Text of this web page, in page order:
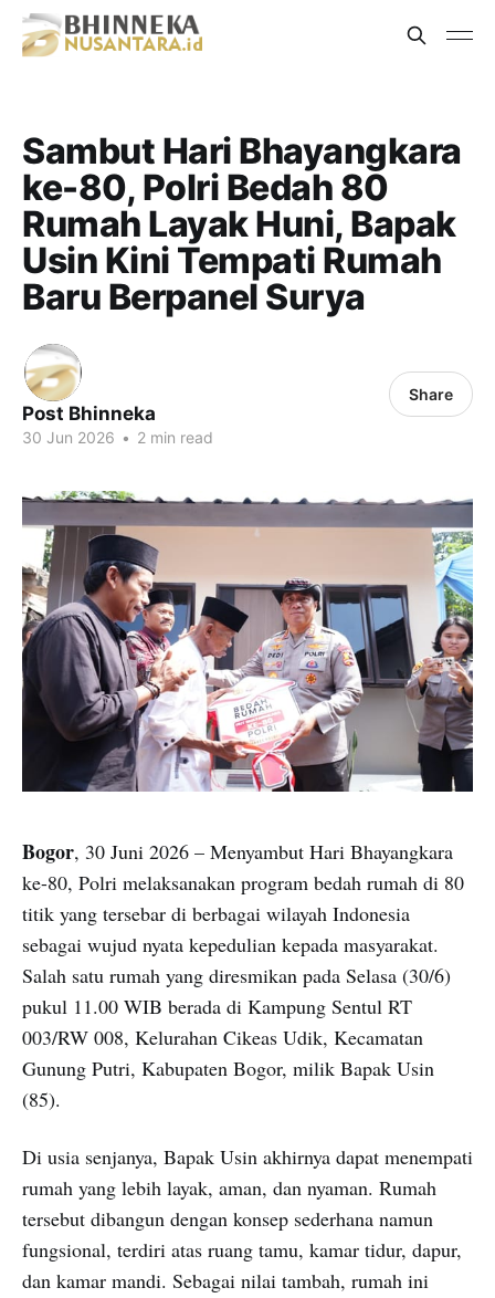
Sambut Hari Bhayangkara
ke-80, Polri Bedah 80
Rumah Layak Huni, Bapak
Usin Kini Tempati Rumah
Baru Berpanel Surya
Post Bhinneka
30 Jun 2026 • 2 min read
Share
Bogor, 30 Juni 2026 – Menyambut Hari Bhayangkara
ke-80, Polri melaksanakan program bedah rumah di 80
titik yang tersebar di berbagai wilayah Indonesia
sebagai wujud nyata kepedulian kepada masyarakat.
Salah satu rumah yang diresmikan pada Selasa (30/6)
pukul 11.00 WIB berada di Kampung Sentul RT
003/RW 008, Kelurahan Cikeas Udik, Kecamatan
Gunung Putri, Kabupaten Bogor, milik Bapak Usin
(85).
Di usia senjanya, Bapak Usin akhirnya dapat menempati
rumah yang lebih layak, aman, dan nyaman. Rumah
tersebut dibangun dengan konsep sederhana namun
fungsional, terdiri atas ruang tamu, kamar tidur, dapur,
dan kamar mandi. Sebagai nilai tambah, rumah ini